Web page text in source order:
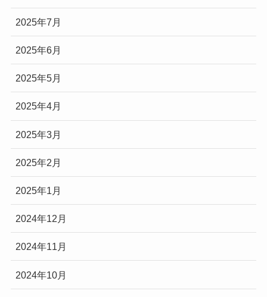
2025年7月
2025年6月
2025年5月
2025年4月
2025年3月
2025年2月
2025年1月
2024年12月
2024年11月
2024年10月